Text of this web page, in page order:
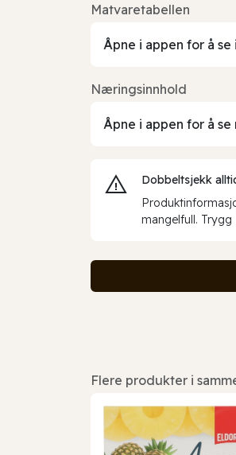
Matvaretabellen
Åpne i appen for å
Næringsinnhold
Åpne i appen for å
Dobbeltsjekk
mangelfull. Trygg
Flere produkter i